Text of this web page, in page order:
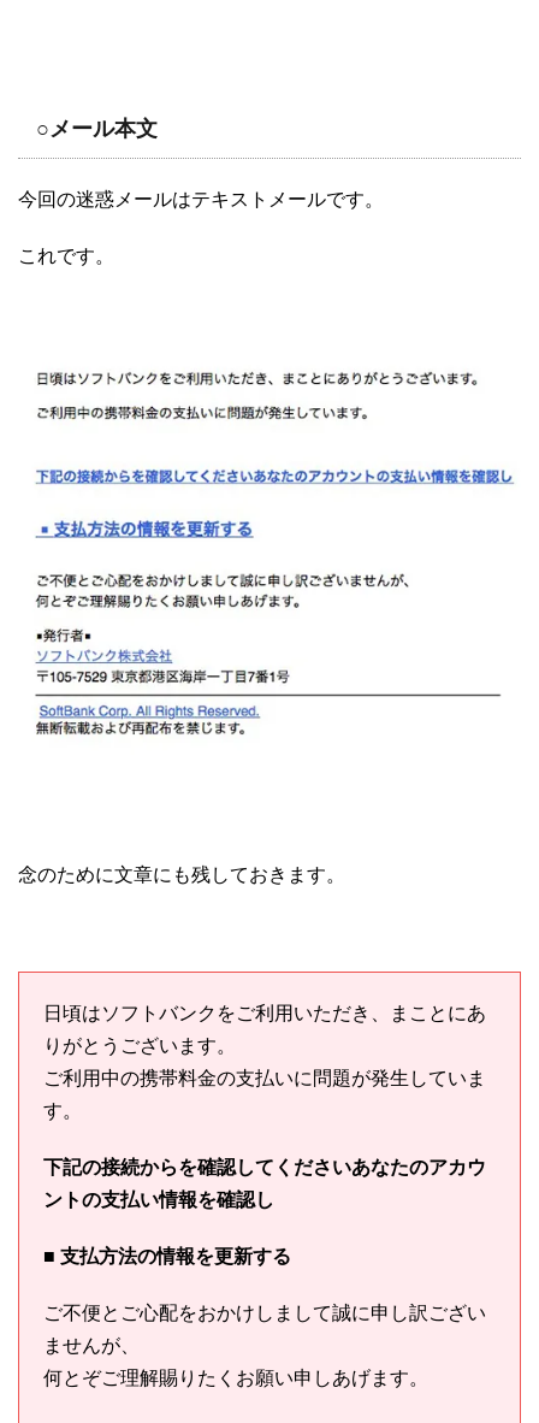
○メール本文
今回の迷惑メールはテキストメールです。
これです。
念のために文章にも残しておきます。
日頃はソフトバンクをご利用いただき、まことにあ
りがとうございます。
ご利用中の携帯料金の支払いに問題が発生していま
す。
下記の接続からを確認してくださいあなたのアカウ
ントの支払い情報を確認し
■ 支払方法の情報を更新する
ご不便とご心配をおかけしまして誠に申し訳ござい
ませんが、
何とぞご理解賜りたくお願い申しあげます。